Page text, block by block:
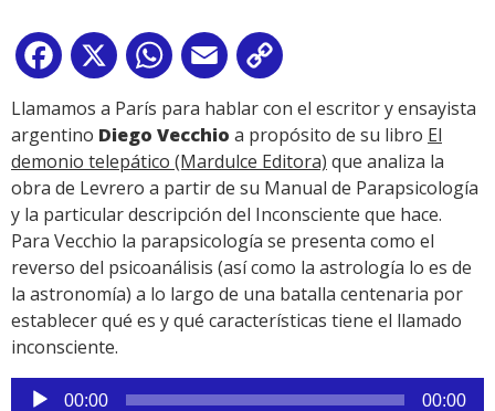
Facebook
X WhatsApp
Email
Link
Llamamos a París para hablar con el escritor y ensayista
argentino Diego Vecchio a propósito de su libro El
demonio telepático (Mardulce Editora) que analiza la
obra de Levrero a partir de su Manual de Parapsicología
y la particular descripción del Inconsciente que hace.
Para Vecchio la parapsicología se presenta como el
reverso del psicoanálisis (así como la astrología lo es de
la astronomía) a lo largo de una batalla centenaria por
establecer qué es y qué características tiene el llamado
inconsciente.
Reproductor
00:00 00:00